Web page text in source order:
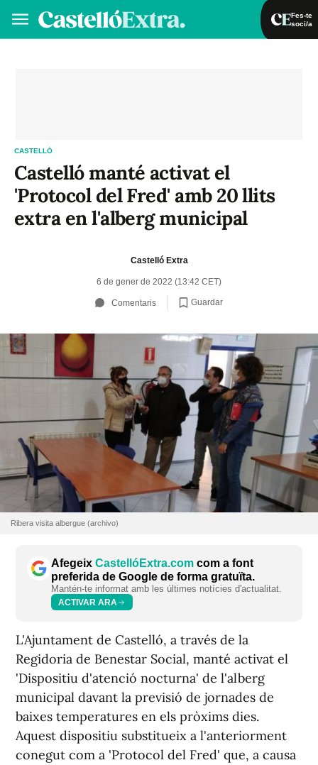
Fes-te
soci/a
CASTELLÓ
Castelló manté activat el
'Protocol del Fred' amb 20 llits
extra en l'alberg municipal
Castelló Extra
6 de gener de 2022 (13:42 CET)
Comentaris Guardar
Ribera visita albergue (archivo)
Afegeix CastellóExtra.com com a font
preferida de Google de forma gratuïta.
Mantén-te informat amb les últimes notícies d'actualitat.
ACTIVAR ARA
L'Ajuntament de Castelló, a través de la
Regidoria de Benestar Social, manté activat el
'Dispositiu d'atenció nocturna' de l'alberg
municipal davant la previsió de jornades de
baixes temperatures en els pròxims dies.
Aquest dispositiu substitueix a l'anteriorment
conegut com a 'Protocol del Fred' que, a causa